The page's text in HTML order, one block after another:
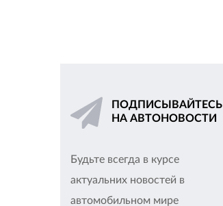
ПОДПИСЫВАЙТЕСЬ
НА АВТОНОВОСТИ
Будьте всегда в курсе
актуальних новостей в
автомобильном мире